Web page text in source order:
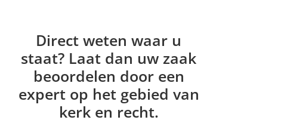
Direct weten waar u
staat? Laat dan uw zaak
beoordelen door een
expert op het gebied van
kerk en recht.